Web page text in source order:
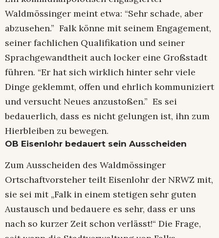
Waldmössinger meint etwa: “Sehr schade, aber
abzusehen.” Falk könne mit seinem Engagement,
seiner fachlichen Qualifikation und seiner
Sprachgewandtheit auch locker eine Großstadt
führen. “Er hat sich wirklich hinter sehr viele
Dinge geklemmt, offen und ehrlich kommuniziert
und versucht Neues anzustoßen.” Es sei
bedauerlich, dass es nicht gelungen ist, ihn zum
Hierbleiben zu bewegen.
OB Eisenlohr bedauert sein Ausscheiden
Zum Ausscheiden des Waldmössinger
Ortschaftvorsteher teilt Eisenlohr der NRWZ mit,
sie sei mit „Falk in einem stetigen sehr guten
Austausch und bedauere es sehr, dass er uns
nach so kurzer Zeit schon verlässt!“ Die Frage,